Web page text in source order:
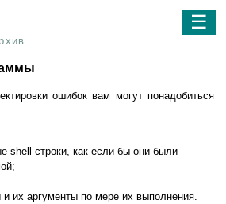
☰
ошибок вам могут понадобиться
shell строки, как если бы они были
и их аргументы по мере их выполнения.